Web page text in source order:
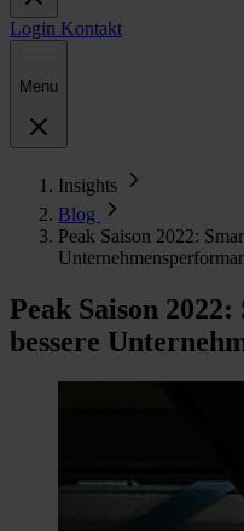
Login Kontakt
Menu
Insights
Blog
Peak Saison 2022:
Peak Saison
bessere